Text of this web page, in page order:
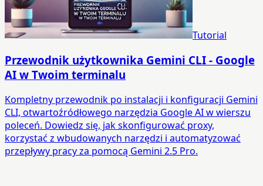
Tutorial
Przewodnik użytkownika Gemini CLI - Google
AI w Twoim terminalu
Kompletny przewodnik po instalacji i konfiguracji Gemini
CLI, otwartoźródłowego narzędzia Google AI w wierszu
poleceń. Dowiedz się, jak skonfigurować proxy,
korzystać z wbudowanych narzędzi i automatyzować
przepływy pracy za pomocą Gemini 2.5 Pro.